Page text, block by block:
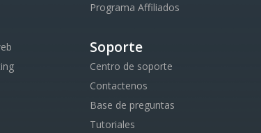
Programa Affiliados
Soporte
Centro de soporte
Contactenos
Base de preguntas
Tutoriales